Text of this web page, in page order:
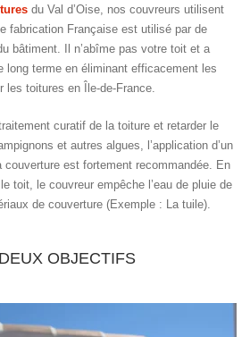
du Val d’Oise, nos couvreurs utilisent
fabrication Française est utilisé par de
bâtiment. Il n’abîme pas votre toit et a
long terme en éliminant efficacement les
les toitures en Île-de-France.
curatif de la toiture et retarder le
et autres algues, l’application d’un
couverture est fortement recommandée. En
toit, le couvreur empêche l’eau de pluie de
de couverture (Exemple : La tuile).
OBJECTIFS